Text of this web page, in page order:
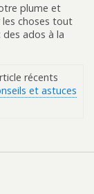
plume et
les choses tout
des ados à la
récents
et astuces